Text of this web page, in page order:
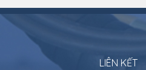
LIÊN KẾT